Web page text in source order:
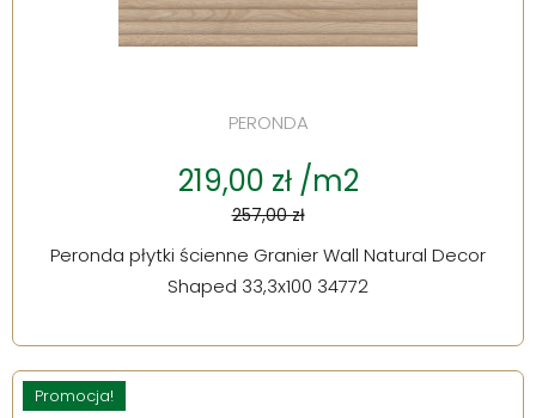
PERONDA
219,00 zł /m2
257,00 zł
Peronda płytki ścienne Granier Wall Natural Decor
Shaped 33,3x100 34772
Promocja!